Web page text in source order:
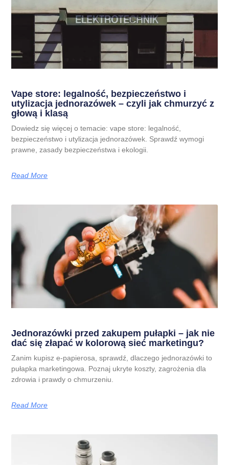
Vape store: legalność, bezpieczeństwo i
utylizacja jednorazówek – czyli jak chmurzyć z
głową i klasą
Dowiedz się więcej o temacie: vape store: legalność,
bezpieczeństwo i utylizacja jednorazówek. Sprawdź wymogi
prawne, zasady bezpieczeństwa i ekologii.
Read More
Jednorazówki przed zakupem pułapki – jak nie
dać się złapać w kolorową sieć marketingu?
Zanim kupisz e-papierosa, sprawdź, dlaczego jednorazówki to
pułapka marketingowa. Poznaj ukryte koszty, zagrożenia dla
zdrowia i prawdy o chmurzeniu.
Read More